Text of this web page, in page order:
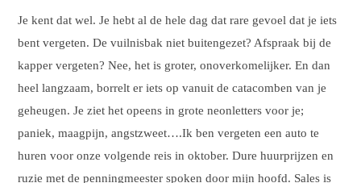
Je kent dat wel. Je hebt al de hele dag dat rare gevoel dat je iets
bent vergeten. De vuilnisbak niet buitengezet? Afspraak bij de
kapper vergeten? Nee, het is groter, onoverkomelijker. En dan
heel langzaam, borrelt er iets op vanuit de catacomben van je
geheugen. Je ziet het opeens in grote neonletters voor je;
paniek, maagpijn, angstzweet….Ik ben vergeten een auto te
huren voor onze volgende reis in oktober. Dure huurprijzen en
ruzie met de penningmeester spoken door mijn hoofd. Sales is